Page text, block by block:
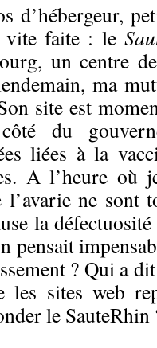
d’hébergeur,
vite faite : le
un centre
ma
site est
du
liées à la
A l’heure où
l’avarie ne sont
la
pensait
? Qui a
sites web
le SauteRhin